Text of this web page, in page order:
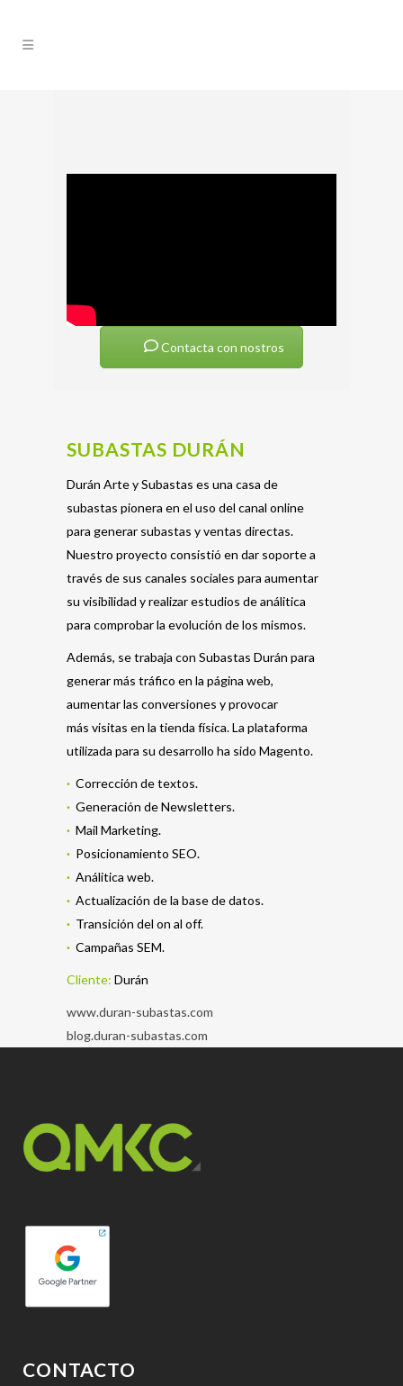
Contacta con nostros
SUBASTAS DURÁN
Durán Arte y Subastas es una casa de
subastas pionera en el uso del canal online
para generar subastas y ventas directas.
Nuestro proyecto consistió en dar soporte a
través de sus canales sociales para aumentar
su visibilidad y realizar estudios de análitica
para comprobar la evolución de los mismos.
Además, se trabaja con Subastas Durán para
generar más tráfico en la página web,
aumentar las conversiones y provocar
más visitas en la tienda física. La plataforma
utilizada para su desarrollo ha sido Magento.
· Corrección de textos.
· Generación de Newsletters.
· Mail Marketing.
· Posicionamiento SEO.
· Análitica web.
· Actualización de la base de datos.
· Transición del on al off.
· Campañas SEM.
Cliente: Durán
www.duran-subastas.com
blog.duran-subastas.com
CONTACTO